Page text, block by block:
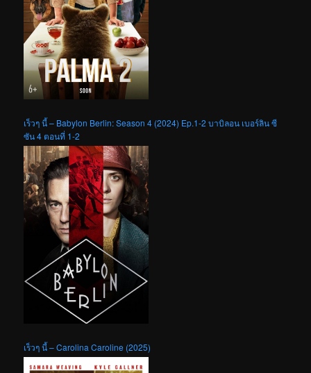
เร็วๆ นี้ – Babylon Berlin: Season 4 (2024) Ep.1-2 บาบิลอน เบอร์ลิน ซี
ซัน 4 ตอนที่ 1-2
เร็วๆ นี้ – Carolina Caroline (2025)